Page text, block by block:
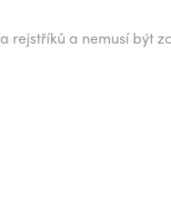
rejstříků a nemusí být